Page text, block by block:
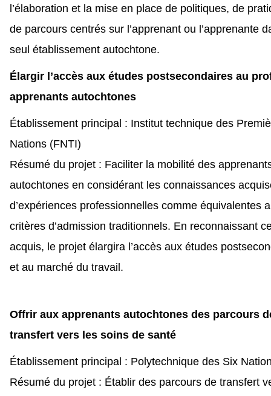
l’élaboration et la mise en place de politiques, de
de parcours centrés sur l’apprenant ou l’apprenante
seul établissement autochtone.
Élargir l’accès aux études postsecondaires au
apprenants autochtones
Établissement principal : Institut technique des
Nations (FNTI)
Résumé du projet : Faciliter la mobilité des
autochtones en considérant les connaissances
d’expériences professionnelles comme équivalentes
critères d’admission traditionnels. En reconnaissant
acquis, le projet élargira l’accès aux études
et au marché du travail.
Offrir aux apprenants autochtones des parcours
transfert vers les soins de santé
Établissement principal : Polytechnique des Six
Résumé du projet : Établir des parcours de transfert